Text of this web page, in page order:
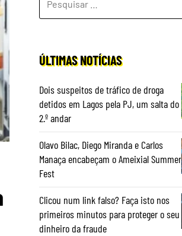
POR:
ÚLTIMAS NOTÍCIAS
Dois suspeitos de tráfico de droga
detidos em Lagos pela PJ, um salta do
2.º andar
Olavo Bilac, Diego Miranda e Carlos
Manaça encabeçam o Ameixial Summer
Fest
Clicou num link falso? Faça isto nos
primeiros minutos para proteger o seu
dinheiro da fraude